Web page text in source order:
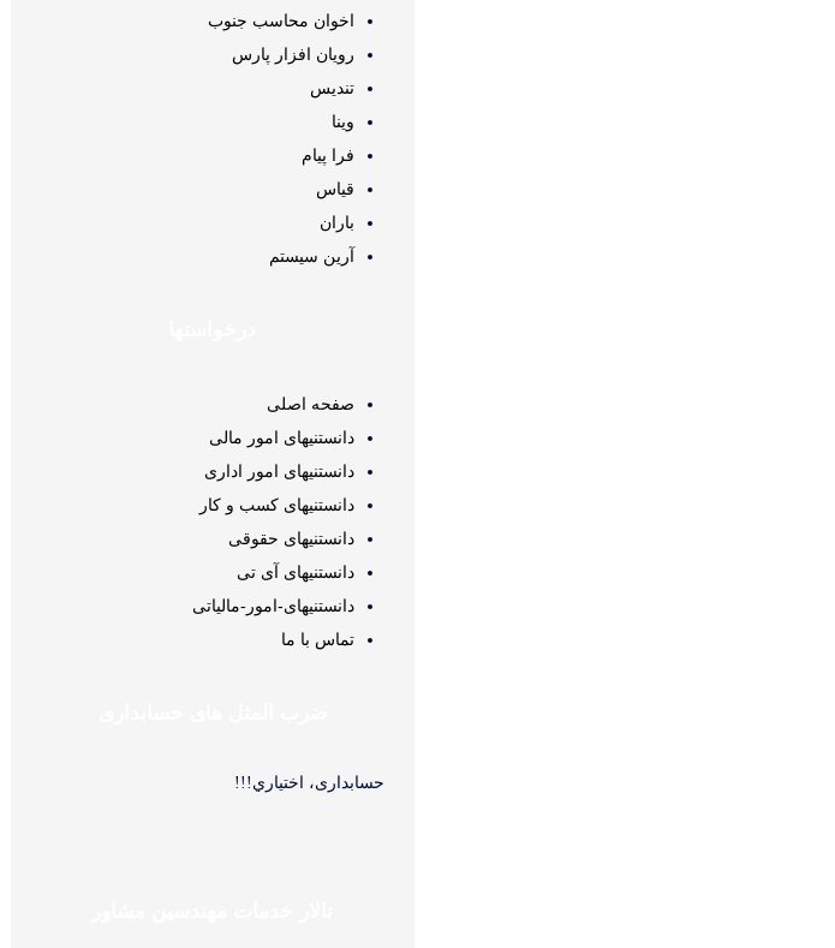
اخوان محاسب جنوب
رویان افزار پارس
تندیس
وینا
فرا پیام
قیاس
باران
آرین سیستم
صفحه اصلی
دانستنیهای امور مالی
دانستنیهای امور اداری
دانستنیهای کسب و کار
دانستنیهای حقوقی
دانستنیهای آی تی
دانستنیهای-امور-مالیاتی
تماس با ما
حسابداری، اختياري!!!